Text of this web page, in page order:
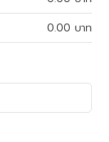
0.00 บาท